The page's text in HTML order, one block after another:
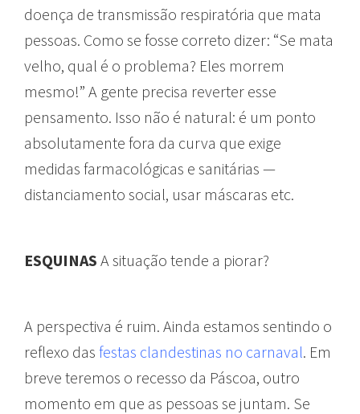
doença de transmissão respiratória que mata
pessoas. Como se fosse correto dizer: “Se mata
velho, qual é o problema? Eles morrem
mesmo!” A gente precisa reverter esse
pensamento. Isso não é natural: é um ponto
absolutamente fora da curva que exige
medidas farmacológicas e sanitárias —
distanciamento social, usar máscaras etc.
ESQUINAS A situação tende a piorar?
A perspectiva é ruim. Ainda estamos sentindo o
reflexo das festas clandestinas no carnaval. Em
breve teremos o recesso da Páscoa, outro
momento em que as pessoas se juntam. Se